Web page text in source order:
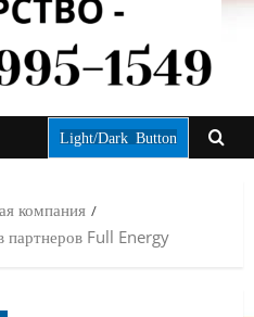
Light/Dark Button
компания
партнеров Full Energy